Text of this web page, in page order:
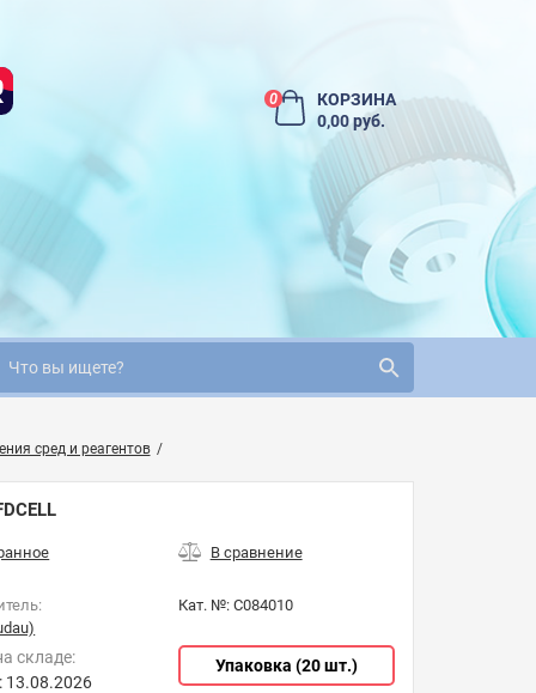
0
КОРЗИНА
0,00 руб.
сред и реагентов
Кат. №: C084010
складе:
13.08.2026
Упаковка (20 шт.)